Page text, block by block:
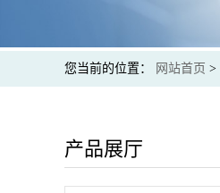
您当前的位置： 网站首页 >
产品展厅